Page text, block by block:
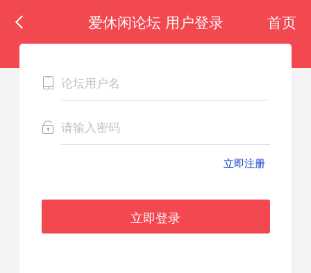
爱休闲论坛 用户登录 首页
立即注册